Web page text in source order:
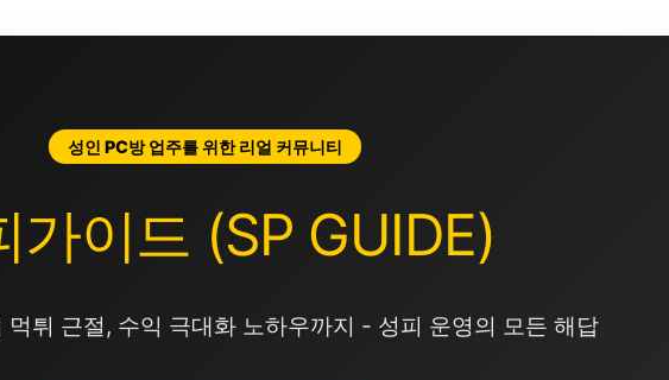
성인 PC방 업주를 위한 리얼 커뮤니티
가이드 (SP GUIDE)
먹튀 근절, 수익 극대화 노하우까지 - 성피 운영의 모든 해답